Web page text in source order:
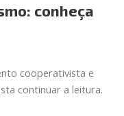
conheça
cooperativista e
continuar a leitura.